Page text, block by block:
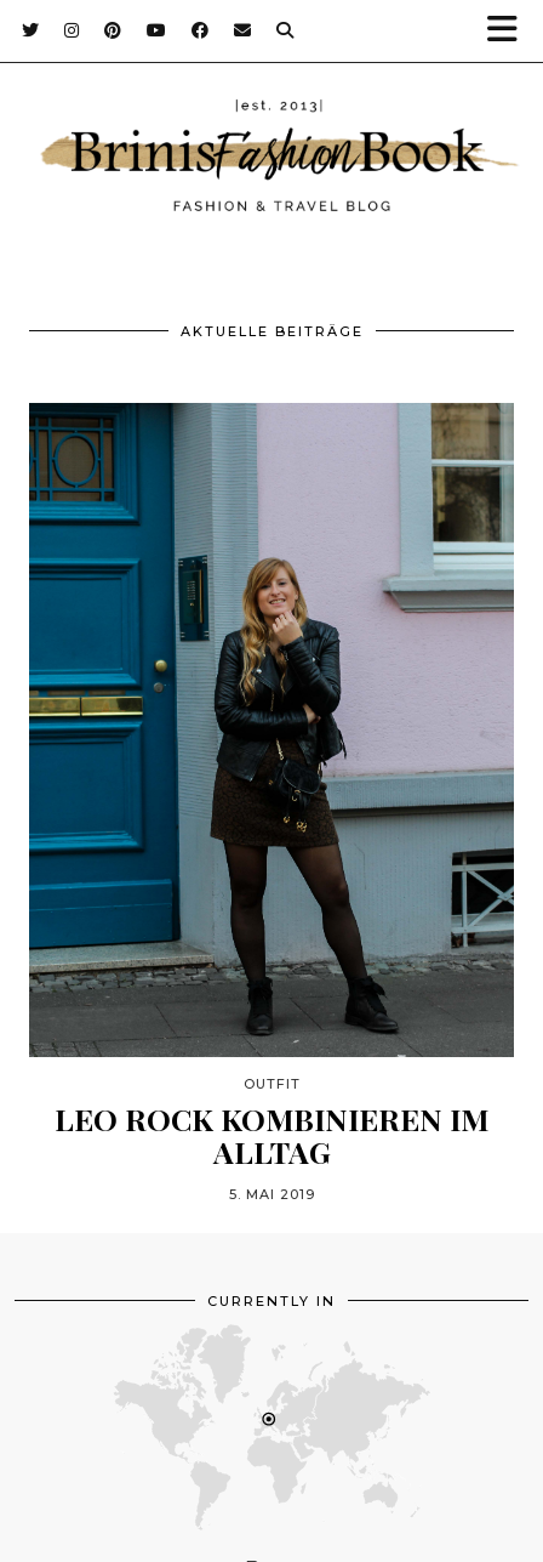
AKTUELLE BEITRÄGE
OUTFIT
LEO ROCK KOMBINIEREN IM
ALLTAG
5. MAI 2019
CURRENTLY IN